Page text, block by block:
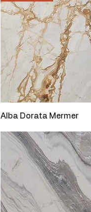
Hızlı Bakış
Alba Dorata Mermer